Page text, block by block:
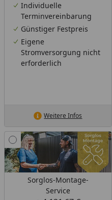
Individuelle
Terminvereinbarung
Günstiger Festpreis
Eigene
Stromversorgung nicht
erforderlich
Weitere Infos
Sorglos-Montage-
Service